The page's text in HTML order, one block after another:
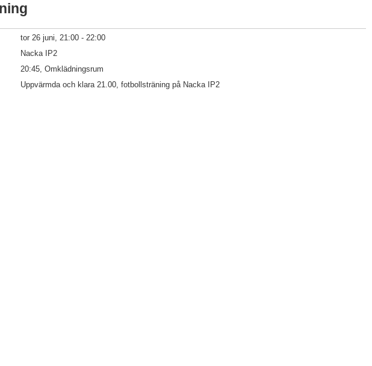
tor 26 juni, 21:00 - 22:00
Nacka IP2
20:45, Omklädningsrum
Uppvärmda och klara 21.00, fotbollsträning på Nacka IP2